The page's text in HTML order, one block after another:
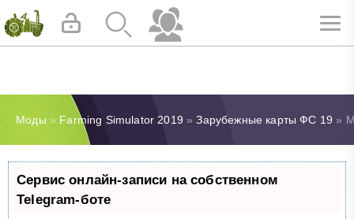
Моды » Farming Simulator 2019 »Зарубежные карты ФС 19 »
Сервис онлайн-записи на собственном
Telegram-боте